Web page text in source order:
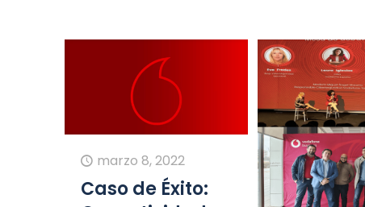
marzo 8, 2022
Caso de Éxito: